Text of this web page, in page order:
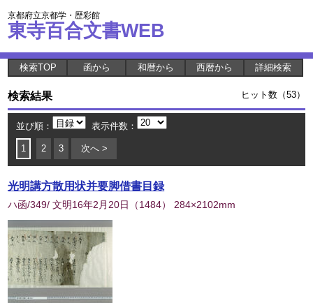
京都府立京都学・歴彩館
東寺百合文書WEB
検索TOP 函から 和暦から 西暦から 詳細検索
検索結果 ヒット数（53）
並び順： 表示件数：
1 2 3 次へ >
光明講方散用状并要脚借書目録
ハ函/349/ 文明16年2月20日 （1484） 284×2102mm